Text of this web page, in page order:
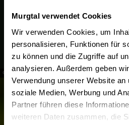
Murgtal verwendet Cookies
Wir verwenden Cookies, um
personalisieren, Funktionen für
zu können und die Zugriffe auf
analysieren. Außerdem geben
Verwendung unserer Website
soziale Medien, Werbung und
Partner führen diese
weiteren Daten zusammen, die
© Baiersbronn Touristik / Max Günter